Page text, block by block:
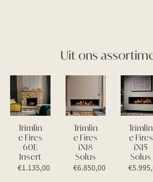
Uit ons
Trimlin
e Fires
60E
Insert
€1.135,00
Trimlin
e Fires
iX18
Solus
€6.850,00
Trimlin
e Fires
iX15
Solus
€